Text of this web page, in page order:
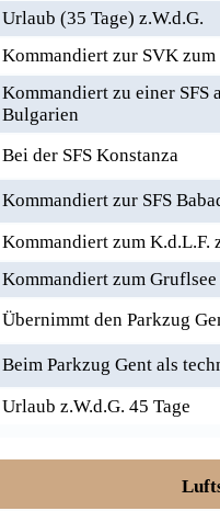
Urlaub (35 Tage) z.W.d.G.
Kommandiert zur SVK
Kommandiert zu einer
Bulgarien
Bei der SFS Konstanza
Kommandiert zur SFS
Kommandiert zum K.d.L.F.
Kommandiert zum
Übernimmt den Parkzug
Beim Parkzug Gent als
Urlaub z.W.d.G. 45 Tage